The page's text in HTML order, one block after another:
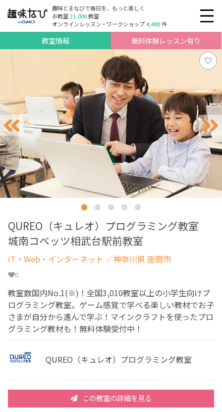
趣味とまなびで毎日を、もっと楽しく
お教室21,000教室
オンラインレッスン・ワークショップ4,400件
教室情報 無料体験レッスン有り
QUREO（キュレオ）プログラミング教室
城南コベッツ相武台駅前教室
IT・Web・インターネット ／神奈川県 座間市
0
教室数国内No.1(※)！全国3,010教室以上の小学生向けプ
ログラミング教室。ゲーム感覚で学べる楽しい教材でお子
さまが自分から進んで学ぶ！マインクラフトを使ったプロ
グラミング教材も！無料体験受付中！
QUREO（キュレオ）プログラミング教室
この教室の詳細を見る